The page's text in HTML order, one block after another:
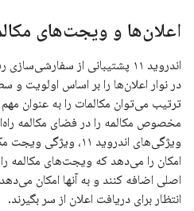
اعلان‌ها و ویجت‌های
اندروید ۱۱ پشتیبانی از
در نوار اعلان‌ها را بر اساس اولویت
ترتیب می‌توان مکالمات را به عنوان
مخصوص مکالمه را در فضای مکالمه
امکان را می‌دهد که ویجت‌های مکالمه
اصلی اضافه کنند و به آنها امکان
انتظار برای دریافت اعلان از سر بگیرند.